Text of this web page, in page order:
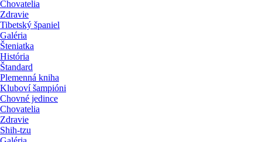
Chovatelia
Zdravie
Tibetský španiel
Galéria
Šteniatka
História
Štandard
Plemenná kniha
Kluboví šampióni
Chovné jedince
Chovatelia
Zdravie
Shih-tzu